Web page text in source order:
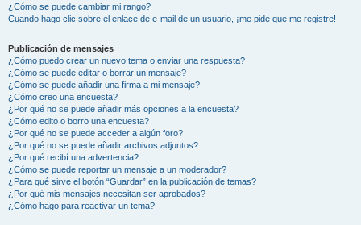
¿Cómo se puede cambiar mi rango?
Cuando hago clic sobre el enlace de e-mail de un usuario, ¡me pide que me registre!
Publicación de mensajes
¿Cómo puedo crear un nuevo tema o enviar una respuesta?
¿Cómo se puede editar o borrar un mensaje?
¿Cómo se puede añadir una firma a mi mensaje?
¿Cómo creo una encuesta?
¿Por qué no se puede añadir más opciones a la encuesta?
¿Cómo edito o borro una encuesta?
¿Por qué no se puede acceder a algún foro?
¿Por qué no se puede añadir archivos adjuntos?
¿Por qué recibí una advertencia?
¿Cómo se puede reportar un mensaje a un moderador?
¿Para qué sirve el botón “Guardar” en la publicación de temas?
¿Por qué mis mensajes necesitan ser aprobados?
¿Cómo hago para reactivar un tema?